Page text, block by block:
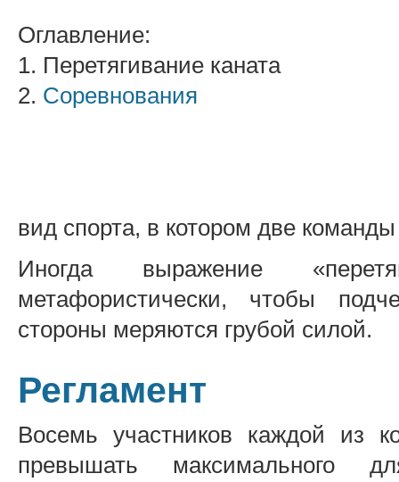
Оглавление:
1. Перетягивание каната
2. Соревнования
вид спорта, в котором две
Иногда выражение
метафористически, чтобы
стороны меряются грубой силой.
Регламент
Восемь участников каждой из
превышать максимального